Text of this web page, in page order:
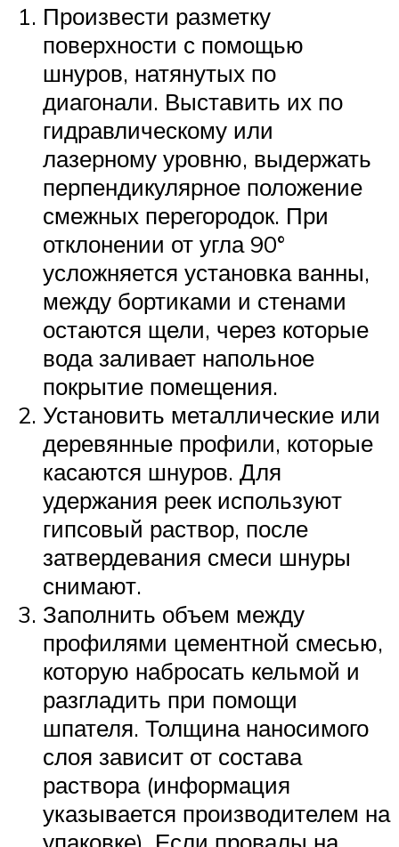
Произвести разметку
поверхности с помощью
шнуров, натянутых по
диагонали. Выставить их по
гидравлическому или
лазерному уровню, выдержать
перпендикулярное положение
смежных перегородок. При
отклонении от угла 90°
усложняется установка ванны,
между бортиками и стенами
остаются щели, через которые
вода заливает напольное
покрытие помещения.
Установить металлические или
деревянные профили, которые
касаются шнуров. Для
удержания реек используют
гипсовый раствор, после
затвердевания смеси шнуры
снимают.
Заполнить объем между
профилями цементной смесью,
которую набросать кельмой и
разгладить при помощи
шпателя. Толщина наносимого
слоя зависит от состава
раствора (информация
указывается производителем на